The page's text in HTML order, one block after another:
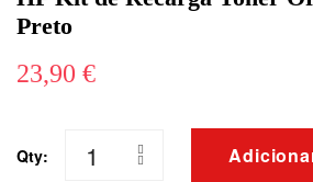
Preto
23,90 €
Qty:
Quantidade